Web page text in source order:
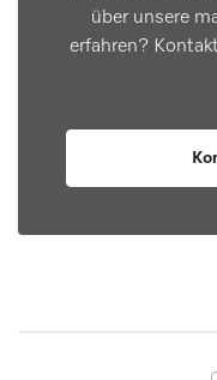
über unsere
erfahren?